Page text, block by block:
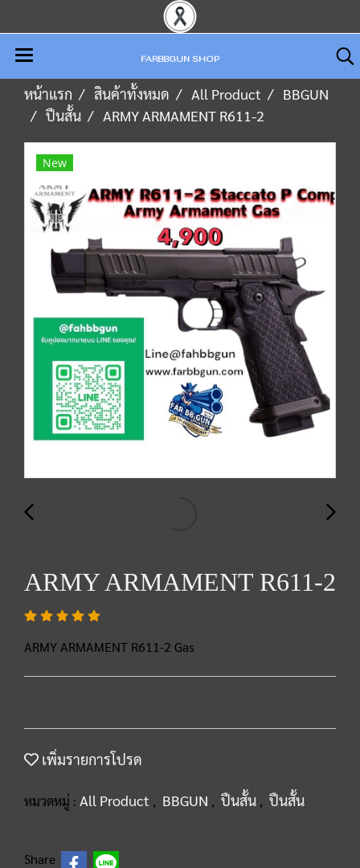
FARBBGUN SHOP
หน้าแรก สินค้าทั้งหมด All Product
BBGUN
ปืนสั้น
ARMY ARMAMENT R611-2
New
ARMY ARMAMENT R611-2
ARMY ARMAMENT R611-2 Gas
เพิ่มรายการโปรด
หมวดหมู่ : All Product , BBGUN , ปืนสั้น , ปืนสั้น
Share